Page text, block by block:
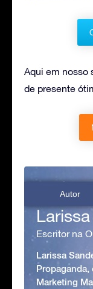
Aqui em nosso
de presente
Autor
Escritor na
Larissa
Propaganda,
Marketing